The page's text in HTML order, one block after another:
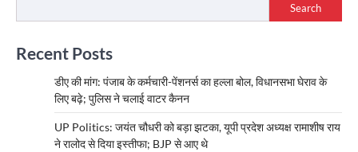
Search
Recent Posts
डीए की मांग: पंजाब के कर्मचारी-पेंशनर्स का हल्ला बोल, विधानसभा घेराव के
लिए बढ़े; पुलिस ने चलाई वाटर कैनन
UP Politics: जयंत चौधरी को बड़ा झटका, यूपी प्रदेश अध्यक्ष रामाशीष राय
ने रालोद से दिया इस्तीफा; BJP से आए थे